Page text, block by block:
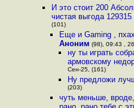
И это стоит 200
чистая выгода
(101)
Еще и Gaming ,
Аноним (98), 09:43 ,
ну ты играть
армовскому
Сен-25, (161)
Ну предложи
(203)
чуть меньше,